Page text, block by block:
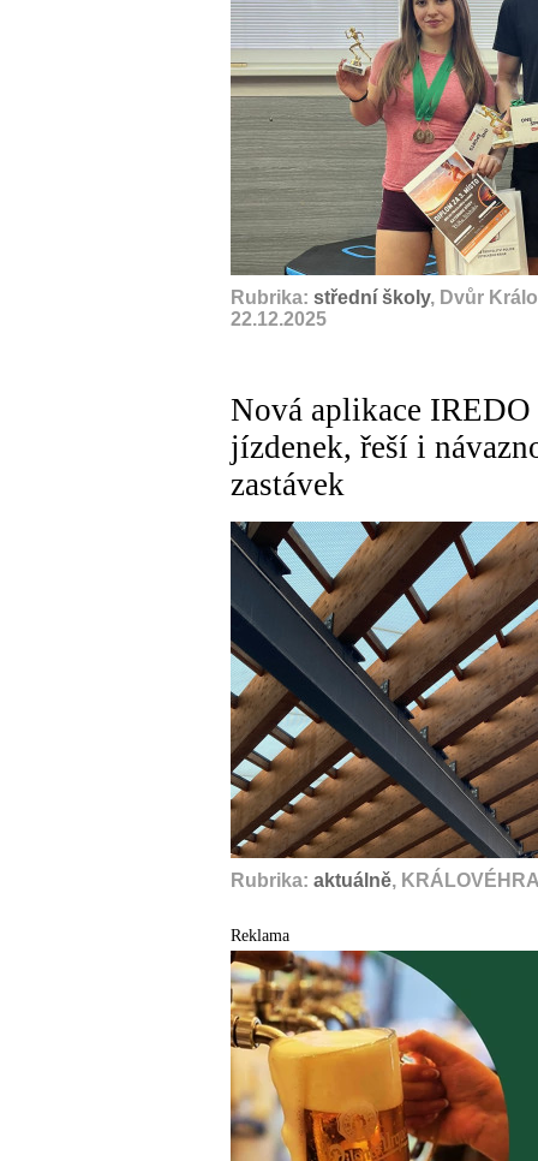
Rubrika: střední školy, Dvůr
22.12.2025
Nová aplikace
jízdenek, řeší i
zastávek
Rubrika: aktuálně,
Reklama